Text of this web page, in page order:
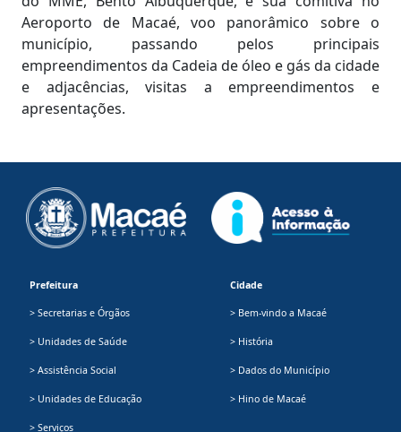
Aeroporto de Macaé, voo panorâmico sobre o
município, passando pelos principais
empreendimentos da Cadeia de óleo e gás da cidade
e adjacências, visitas a empreendimentos e
apresentações.
Prefeitura
> Secretarias e Órgãos
> Unidades de Saúde
> Assistência Social
> Unidades de Educação
> Serviços
Cidade
> Bem-vindo a Macaé
> História
> Dados do Município
> Hino de Macaé